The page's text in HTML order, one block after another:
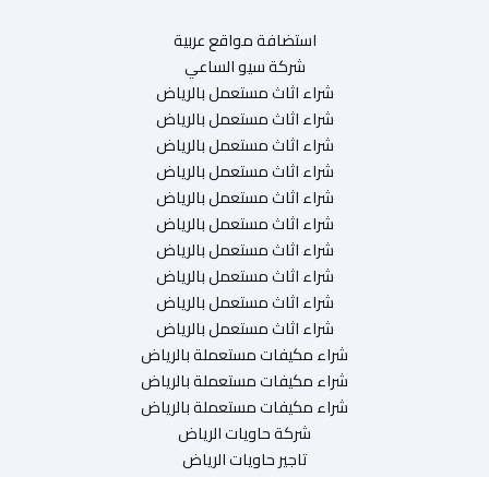
استضافة مواقع عربية
شركة سيو الساعي
شراء اثاث مستعمل بالرياض
شراء اثاث مستعمل بالرياض
شراء اثاث مستعمل بالرياض
شراء اثاث مستعمل بالرياض
شراء اثاث مستعمل بالرياض
شراء اثاث مستعمل بالرياض
شراء اثاث مستعمل بالرياض
شراء اثاث مستعمل بالرياض
شراء اثاث مستعمل بالرياض
شراء اثاث مستعمل بالرياض
شراء مكيفات مستعملة بالرياض
شراء مكيفات مستعملة بالرياض
شراء مكيفات مستعملة بالرياض
شركة حاويات الرياض
تاجير حاويات الرياض